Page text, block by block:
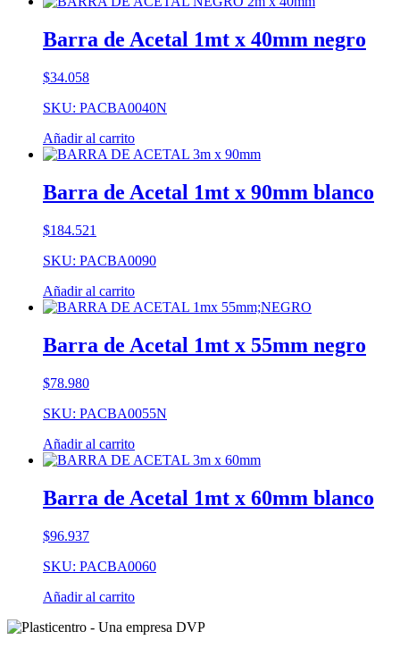
Barra de Acetal 1mt x 40mm negro
$34.058
SKU: PACBA0040N
Añadir al carrito
Barra de Acetal 1mt x 90mm blanco
$184.521
SKU: PACBA0090
Añadir al carrito
Barra de Acetal 1mt x 55mm negro
$78.980
SKU: PACBA0055N
Añadir al carrito
Barra de Acetal 1mt x 60mm blanco
$96.937
SKU: PACBA0060
Añadir al carrito